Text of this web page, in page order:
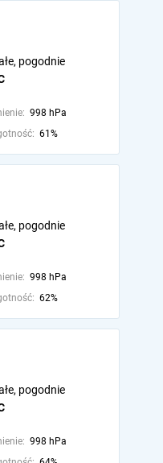
pogodnie
998 hPa
61%
pogodnie
998 hPa
62%
pogodnie
998 hPa